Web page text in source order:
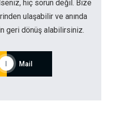
hiç sorun değil. Bize
ulaşabilir ve anında
geri dönüş alabilirsiniz.
Mail